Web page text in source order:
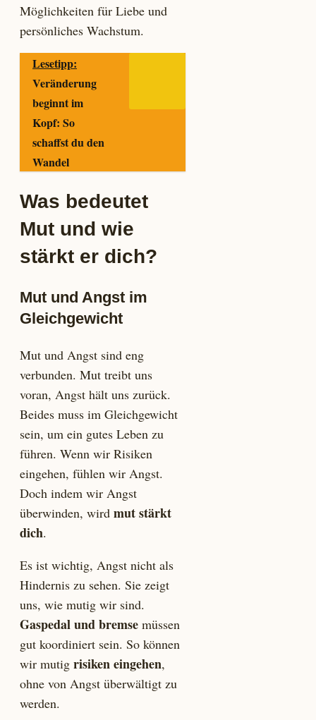
Möglichkeiten für Liebe und
persönliches Wachstum.
Lesetipp:
Veränderung
beginnt im
Kopf: So
schaffst du den
Wandel
Was bedeutet
Mut und wie
stärkt er dich?
Mut und Angst im
Gleichgewicht
Mut und Angst sind eng
verbunden. Mut treibt uns
voran, Angst hält uns zurück.
Beides muss im Gleichgewicht
sein, um ein gutes Leben zu
führen. Wenn wir Risiken
eingehen, fühlen wir Angst.
Doch indem wir Angst
überwinden, wird mut stärkt
dich.
Es ist wichtig, Angst nicht als
Hindernis zu sehen. Sie zeigt
uns, wie mutig wir sind.
Gaspedal und bremse müssen
gut koordiniert sein. So können
wir mutig risiken eingehen,
ohne von Angst überwältigt zu
werden.